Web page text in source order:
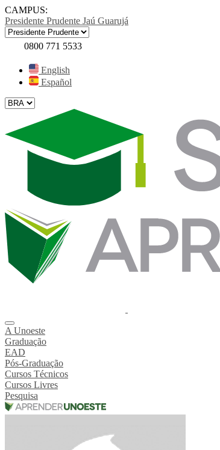
CAMPUS:
Presidente Prudente Jaú Guarujá
0800 771 5533
English
Español
A Unoeste
Graduação
EAD
Pós-Graduação
Cursos Técnicos
Cursos Livres
Pesquisa